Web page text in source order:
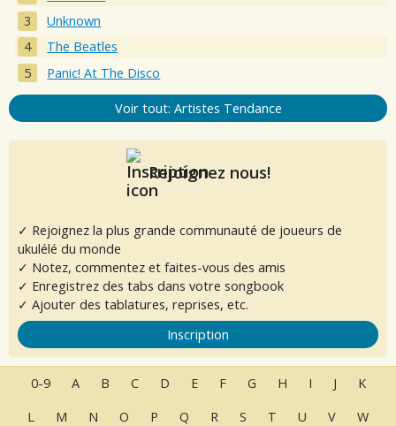
Unknown
The Beatles
Panic! At The Disco
Voir tout: Artistes Tendance
Rejoignez nous!
✓ Rejoignez la plus grande communauté de joueurs de
ukulélé du monde
✓ Notez, commentez et faites-vous des amis
✓ Enregistrez des tabs dans votre songbook
✓ Ajouter des tablatures, reprises, etc.
Inscription
0-9 A B C D E F G H I J
K
L
M N O P Q R S T U V W